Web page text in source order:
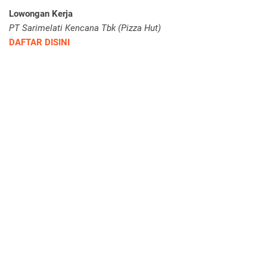
Lowongan Kerja
PT Sarimelati Kencana Tbk (Pizza Hut)
DAFTAR DISINI